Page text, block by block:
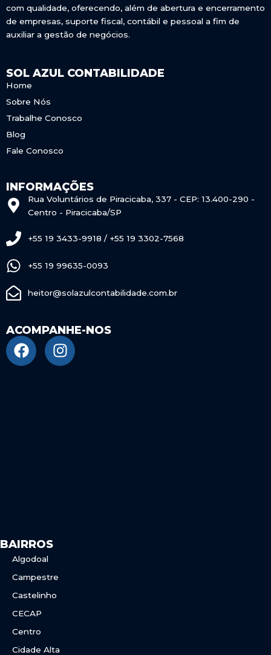
com qualidade, oferecendo, além de abertura e encerramento
de empresas, suporte fiscal, contábil e pessoal a fim de
auxiliar a gestão de negócios.
SOL AZUL CONTABILIDADE
Home
Sobre Nós
Trabalhe Conosco
Blog
Fale Conosco
INFORMAÇÕES
Rua Voluntários de Piracicaba, 337 - CEP: 13.400-290 -
Centro - Piracicaba/SP
+55 19 3433-9918 / +55 19 3302-7568
+55 19 99635-0093
heitor@solazulcontabilidade.com.br
ACOMPANHE-NOS
F
a
I
n
BAIRROS
Algodoal
Campestre
Castelinho
CECAP
Centro
Cidade Alta